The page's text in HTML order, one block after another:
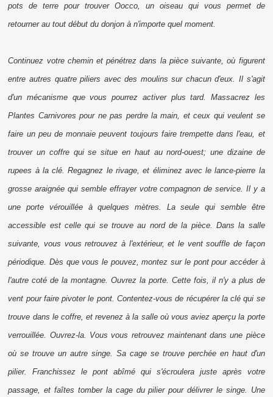
pots de terre pour trouver Oocco, un oiseau qui vous permet de
retourner au tout début du donjon à n'importe quel moment.
Continuez votre chemin et pénétrez dans la pièce suivante, où figurent
entre autres quatre piliers avec des moulins sur chacun d'eux. Il s'agit
d'un mécanisme que vous pourrez activer plus tard. Massacrez les
Plantes Carnivores pour ne pas perdre la main, et ceux qui veulent se
faire un peu de monnaie peuvent toujours faire trempette dans l'eau, et
trouver un coffre qui se situe en haut au nord-ouest; une dizaine de
rupees à la clé. Regagnez le rivage, et éliminez avec le lance-pierre la
grosse araignée qui semble effrayer votre compagnon de service. Il y a
une porte vérouillée à quelques mètres. La seule qui semble être
accessible est celle qui se trouve au nord de la pièce. Dans la salle
suivante, vous vous retrouvez à l'extérieur, et le vent souffle de façon
périodique. Dès que vous le pouvez, montez sur le pont pour accéder à
l'autre coté de la montagne. Ouvrez la porte. Cette fois, il n'y a plus de
vent pour faire pivoter le pont. Contentez-vous de récupérer la clé qui se
trouve dans le coffre, et revenez à la salle où vous aviez aperçu la porte
verrouillée. Ouvrez-la. Vous vous retrouvez maintenant dans une pièce
où se trouve un autre singe. Sa cage se trouve perchée en haut d'un
pilier. Franchissez le pont abîmé qui s'écroulera juste après votre
passage, et faîtes tomber la cage du pilier pour délivrer le singe. Une